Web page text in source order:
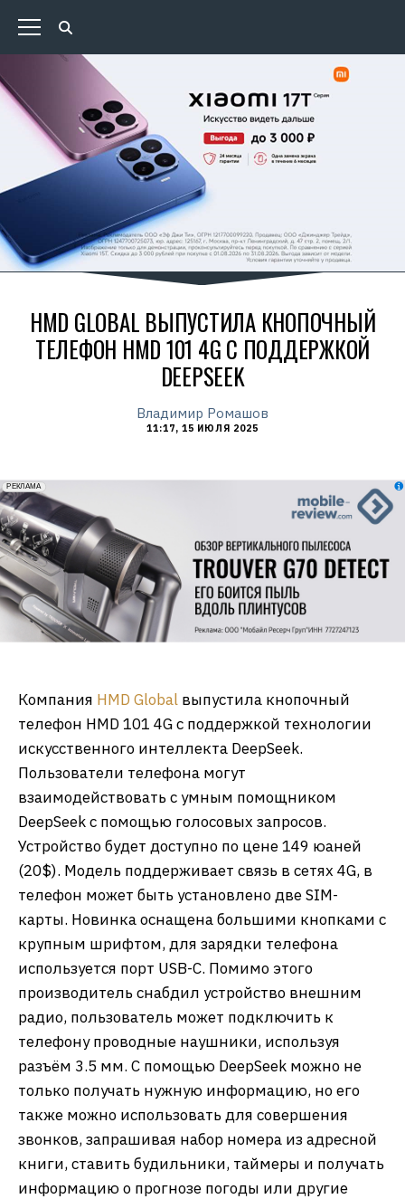
HMD GLOBAL ВЫПУСТИЛА КНОПОЧНЫЙ
ТЕЛЕФОН HMD 101 4G С ПОДДЕРЖКОЙ
DEEPSEEK
Владимир Ромашов
11:17, 15 ИЮЛЯ 2025
erid: 2VfnxxmNzs5
РЕКЛАМА
Компания HMD Global выпустила кнопочный
телефон HMD 101 4G с поддержкой технологии
искусственного интеллекта DeepSeek.
Пользователи телефона могут
взаимодействовать с умным помощником
DeepSeek с помощью голосовых запросов.
Устройство будет доступно по цене 149 юаней
(20$). Модель поддерживает связь в сетях 4G, в
телефон может быть установлено две SIM-
карты. Новинка оснащена большими кнопками с
крупным шрифтом, для зарядки телефона
используется порт USB-C. Помимо этого
производитель снабдил устройство внешним
радио, пользователь может подключить к
телефону проводные наушники, используя
разъём 3.5 мм. С помощью DeepSeek можно не
только получать нужную информацию, но его
также можно использовать для совершения
звонков, запрашивая набор номера из адресной
книги, ставить будильники, таймеры и получать
информацию о прогнозе погоды или другие